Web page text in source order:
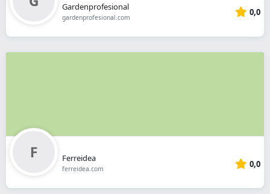
Gardenprofesional
gardenprofesional.com 0,0
Ferreidea
ferreidea.com 0,0